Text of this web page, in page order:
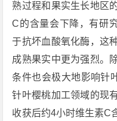
熟过程和果实生长地区
C的含量会下降，有研
于抗坏血酸氧化酶，这
成熟果实中更为强烈。
条件也会极大地影响针
针叶樱桃加工领域的现
收获后约4小时维生素C